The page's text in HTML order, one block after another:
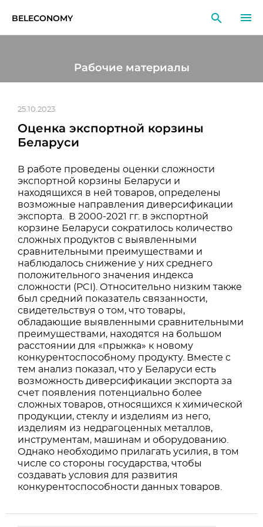
BELECONOMY
ИССЛЕДОВАНИЯ
ОБРАЗОВАНИЕ
СОБЫТИЯ
Рабочие материалы
25.10.2023
Оценка экспортной корзины
Беларуси
В работе проведены оценки сложности
экспортной корзины Беларуси и
находящихся в ней товаров, определены
возможные направления диверсификации
экспорта. В 2000-2021 гг. в экспортной
корзине Беларуси сократилось количество
сложных продуктов с выявленными
сравнительными преимуществами и
наблюдалось снижение у них среднего
положительного значения индекса
сложности (PCI). Относительно низким также
был средний показатель связанности,
свидетельствуя о том, что товары,
обладающие выявленными сравнительными
преимуществами, находятся на большом
расстоянии для «прыжка» к новому
конкурентоспособному продукту. Вместе с
тем анализ показал, что у Беларуси есть
возможность диверсификации экспорта за
счет появления потенциально более
сложных товаров, относящихся к химической
продукции, стеклу и изделиям из него,
изделиям из недрагоценных металлов,
инструментам, машинам и оборудованию.
Однако необходимо прилагать усилия, в том
числе со стороны государства, чтобы
создавать условия для развития
конкурентоспособности данных товаров.